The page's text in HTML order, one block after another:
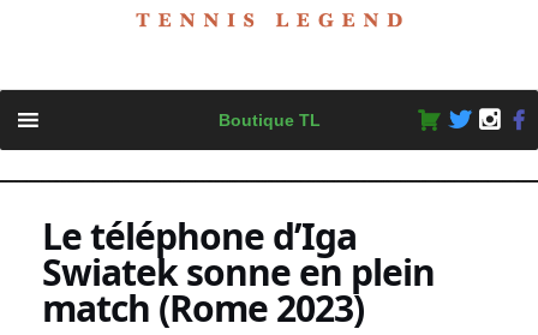
content
Boutique TL
Le téléphone d’Iga
Swiatek sonne en plein
match (Rome 2023)